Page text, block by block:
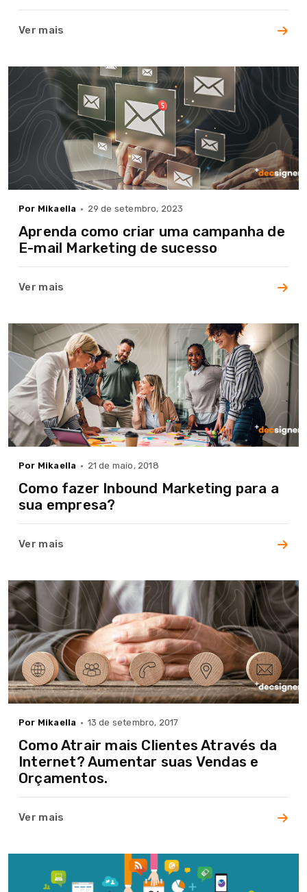
Home
A Agência
Serviços
Cases
Blog
Contato
Ver mais
Por Mikaella 29 de setembro, 2023
Aprenda como criar uma campanha de
E-mail Marketing de sucesso
Ver mais
Por Mikaella 21 de maio, 2018
Como fazer Inbound Marketing para a
sua empresa?
Ver mais
Por Mikaella 13 de setembro, 2017
Como Atrair mais Clientes Através da
Internet? Aumentar suas Vendas e
Orçamentos.
Ver mais